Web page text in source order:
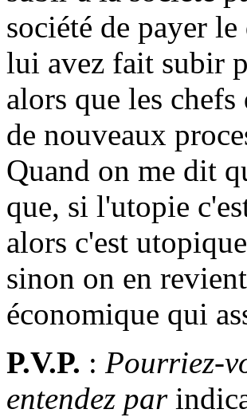
société de payer
lui avez fait subir
alors que les
de nouveaux
Quand on me dit
que, si l'utopie
alors c'est
sinon on en
économique qui
P.V.P. : Pourriez-
entendez par